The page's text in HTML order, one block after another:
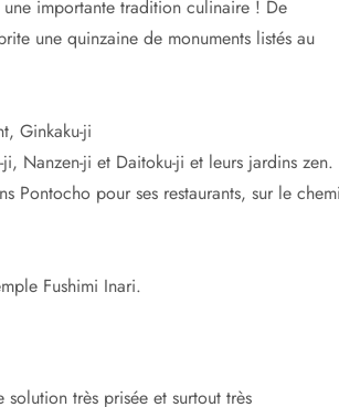
et tous les moyens de transport
importante tradition culinaire ! De
une quinzaine de monuments listés au